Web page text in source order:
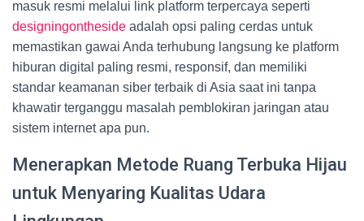
masuk resmi melalui link platform terpercaya seperti
designingontheside adalah opsi paling cerdas untuk
memastikan gawai Anda terhubung langsung ke platform
hiburan digital paling resmi, responsif, dan memiliki
standar keamanan siber terbaik di Asia saat ini tanpa
khawatir terganggu masalah pemblokiran jaringan atau
sistem internet apa pun.
Menerapkan Metode Ruang Terbuka Hijau
untuk Menyaring Kualitas Udara